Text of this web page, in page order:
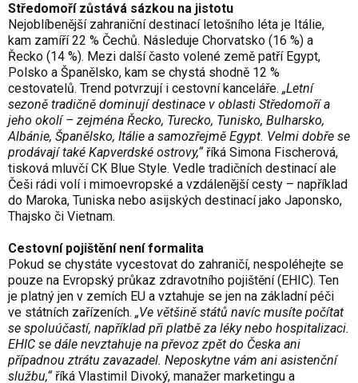
Středomoří zůstává sázkou na jistotu
Nejoblíbenější zahraniční destinací letošního léta je Itálie,
kam zamíří 22 % Čechů. Následuje Chorvatsko (16 %) a
Řecko (14 %). Mezi další často volené země patří Egypt,
Polsko a Španělsko, kam se chystá shodně 12 %
cestovatelů. Trend potvrzují i cestovní kanceláře. „Letní
sezoně tradičně dominují destinace v oblasti Středomoří a
jeho okolí – zejména Řecko, Turecko, Tunisko, Bulharsko,
Albánie, Španělsko, Itálie a samozřejmě Egypt. Velmi dobře se
prodávají také Kapverdské ostrovy,“ říká Simona Fischerová,
tisková mluvčí CK Blue Style. Vedle tradičních destinací ale
Češi rádi volí i mimoevropské a vzdálenější cesty – například
do Maroka, Tuniska nebo asijských destinací jako Japonsko,
Thajsko či Vietnam.
Cestovní pojištění není formalita
Pokud se chystáte vycestovat do zahraničí, nespoléhejte se
pouze na Evropský průkaz zdravotního pojištění (EHIC). Ten
je platný jen v zemích EU a vztahuje se jen na základní péči
ve státních zařízeních. „Ve většině států navíc musíte počítat
se spoluúčastí, například při platbě za léky nebo hospitalizaci.
EHIC se dále nevztahuje na převoz zpět do Česka ani
případnou ztrátu zavazadel. Neposkytne vám ani asistenční
službu,“ říká Vlastimil Divoký, manažer marketingu a